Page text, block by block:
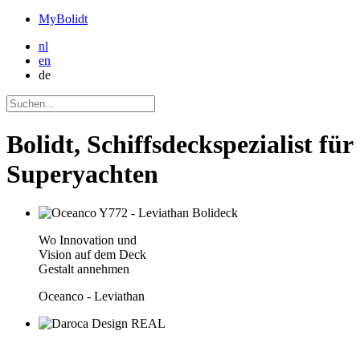
MyBolidt
nl
en
de
Bolidt, Schiffsdeckspezialist für
Superyachten
Wo Innovation und
Vision auf dem Deck
Gestalt annehmen
Oceanco - Leviathan